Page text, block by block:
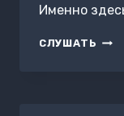
Именно
СЛУШАТЬ